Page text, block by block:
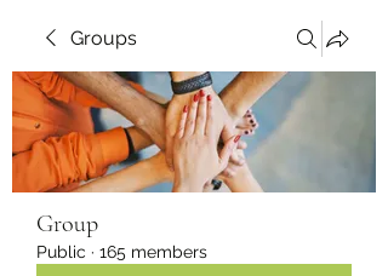
Groups
Group
Public · 165 members